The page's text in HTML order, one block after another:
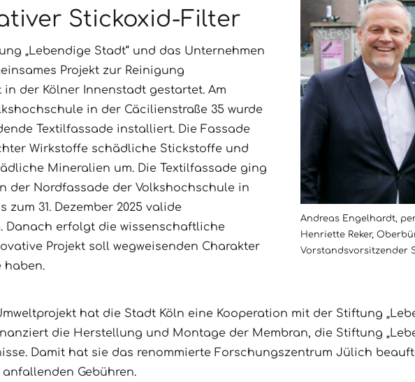
Stickoxid-Filter
„Lebendige Stadt“ und das Unternehmen
Projekt zur Reinigung
der Kölner Innenstadt gestartet. Am
in der Cäcilienstraße 35 wurde
Textilfassade installiert. Die Fassade
Wirkstoffe schädliche Stickstoffe und
Mineralien um. Die Textilfassade ging
der Nordfassade der Volkshochschule in
zum 31. Dezember 2025 valide
Danach erfolgt die wissenschaftliche
Projekt soll wegweisenden Charakter
haben.
Andreas Engelhardt,
Henriette Reker,
Vorstandsvorsitzender
hat die Stadt Köln eine Kooperation mit der Stiftung
die Herstellung und Montage der Membran, die Stiftung
Damit hat sie das renommierte Forschungszentrum Jülich
Gebühren.